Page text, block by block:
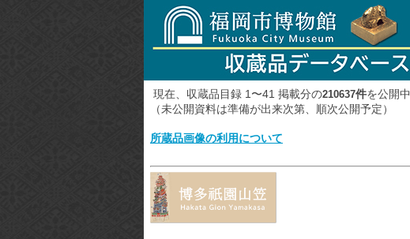
現在、収蔵品目録 1〜41 掲載分の210637件を公開中
（未公開資料は準備が出来次第、順次公開予定）
所蔵品画像の利用について